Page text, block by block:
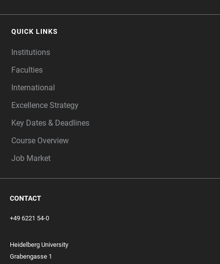
QUICK LINKS
Institutions
Faculties
International
Excellence Strategy
Key Dates & Deadlines
Course Overview
Job Market
CONTACT
+49 6221 54-0
Heidelberg University
Grabengasse 1